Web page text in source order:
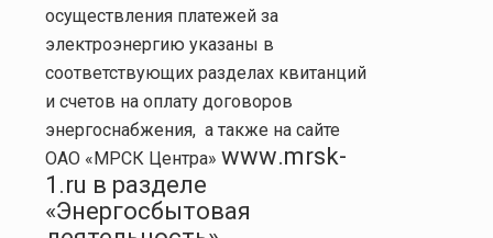
осуществления платежей за
электроэнергию указаны в
соответствующих разделах квитанций
и счетов на оплату договоров
энергоснабжения, а также на сайте
ОАО «МРСК Центра» www.mrsk-
1.ru в разделе
«Энергосбытовая